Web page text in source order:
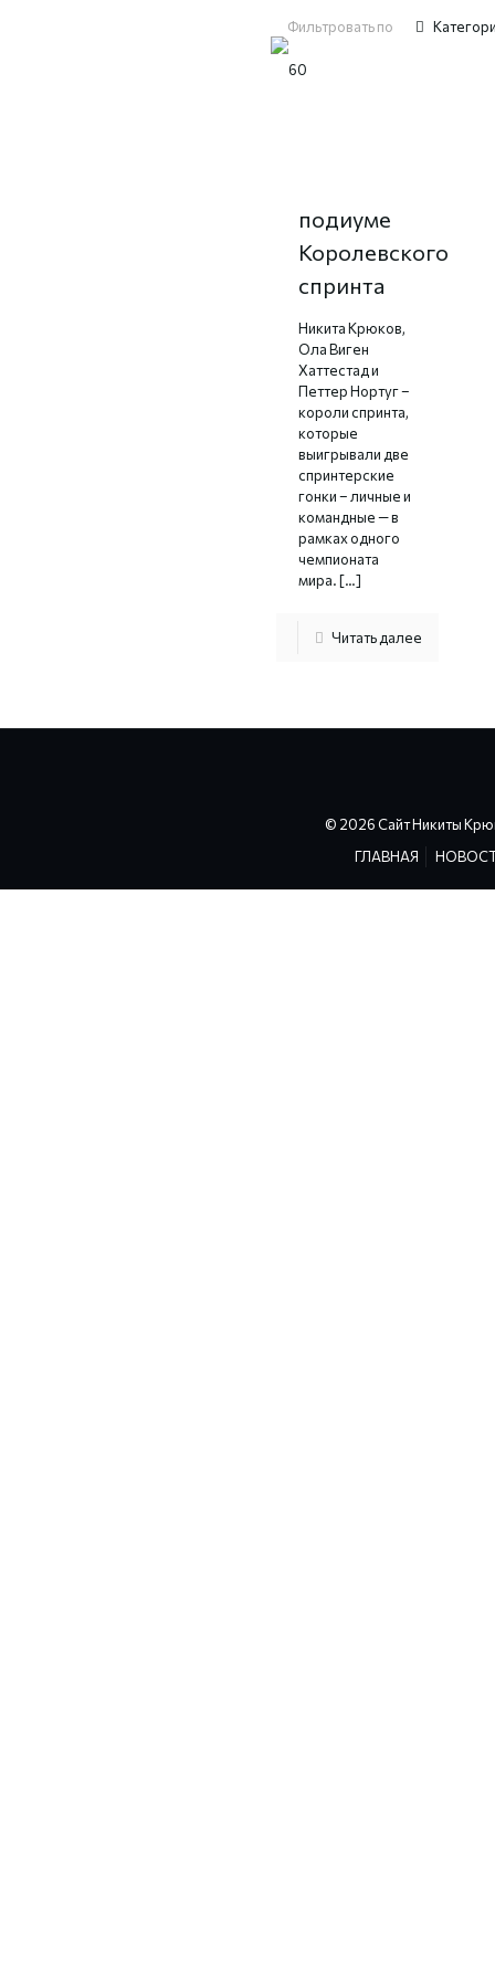
Фильтровать по
подиуме
Королевского
спринта
Никита Крюков,
Ола Виген
Хаттестад и
Петтер Нортуг –
короли спринта,
которые
выигрывали две
спринтерские
гонки – личные и
командные — в
рамках одного
чемпионата
мира.[…]
Читать далее
© 2026 Сайт Никиты
ГЛАВНАЯ